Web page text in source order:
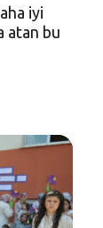
iyi
atan bu